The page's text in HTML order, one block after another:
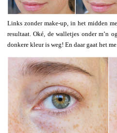
Links zonder make-up, in het midden
resultaat. Oké, de walletjes onder m’n
donkere kleur is weg! En daar gaat het me